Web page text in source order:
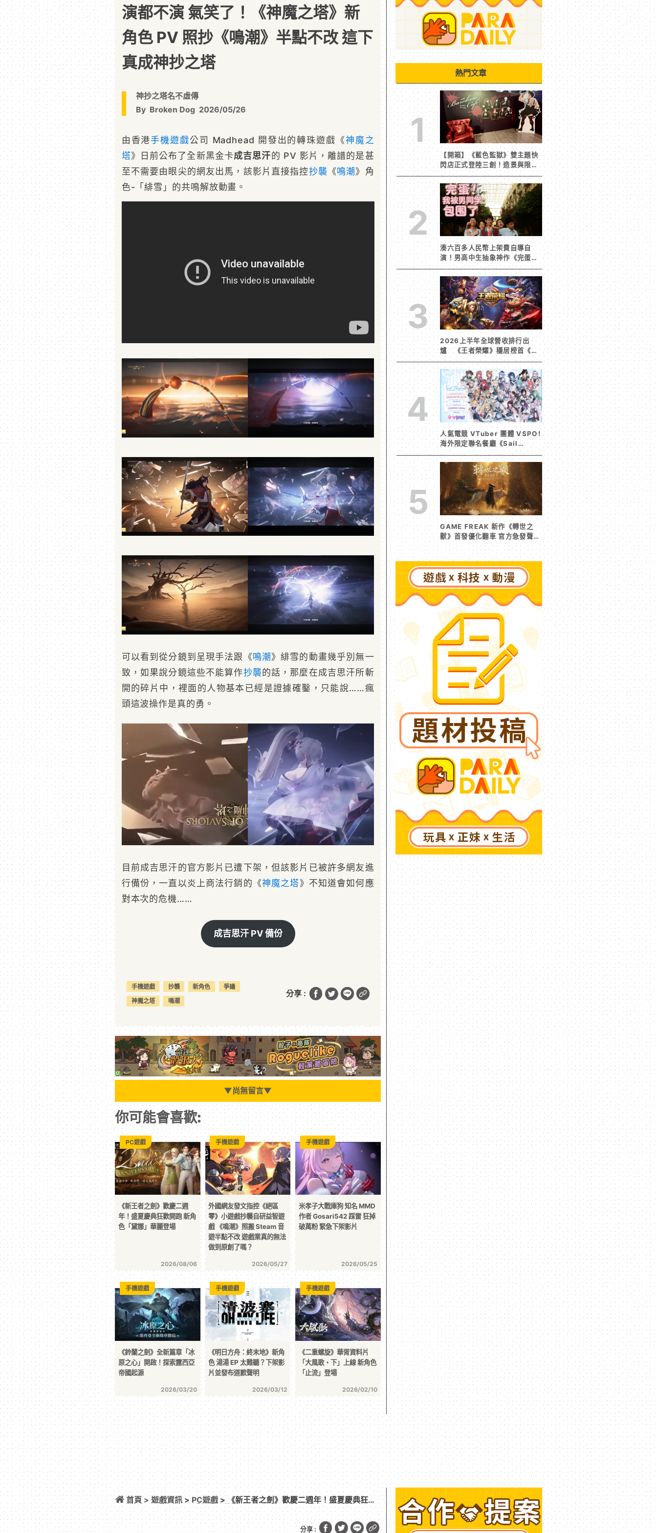
演都不演 氣笑了！《神魔之塔》新
角色 PV 照抄《鳴潮》半點不改 這下
真成神抄之塔
神抄之塔名不虛傳
By Broken Dog 2026/05/26
由香港手機遊戲公司 Madhead 開發出的轉珠遊戲《神魔之
塔》日前公布了全新黑金卡成吉思汗的 PV 影片，離譜的是甚
至不需要由眼尖的網友出馬，該影片直接指控抄襲 《鳴潮》角
色-「緋雪」的共鳴解放動畫。
可以看到從分鏡到呈現手法跟《鳴潮》緋雪的動畫幾乎別無一
致，如果說分鏡這些不能算作抄襲的話，那麼在成吉思汗所斬
開的碎片中，裡面的人物基本已經是證據確鑿，只能說……瘋
頭這波操作是真的勇。
目前成吉思汗的官方影片已遭下架，但該影片已被許多網友進
行備份，一直以炎上商法行銷的《神魔之塔》不知道會如何應
對本次的危機……
成吉思汗 PV 備份
手機遊戲 抄襲 新角色
爭議
神魔之塔
鳴潮
分享 :
▼尚無留言▼
你可能會喜歡:
《新王者之劍》歡慶二週
年！盛夏慶典狂歡開跑 新角
色「黛娜」華麗登場
2026/08/06
PC遊戲
外國網友發文指控《絕區
零》小遊戲抄襲自研益智遊
戲 《鳴潮》照搬 Steam 音
遊半點不改 遊戲業真的無法
做到原創了嗎？
2026/05/27
手機遊戲
米孝子大戰庫狗 知名 MMD
作者 Gosari542 踩雷 狂掉
破萬粉 緊急下架影片
2026/05/25
手機遊戲
《鈴蘭之劍》全新篇章「冰
原之心」開啟！探索露西亞
帝國起源
2026/03/20
手機遊戲
《明日方舟：終末地》新角
色 湯湯 EP 太難聽？下架影
片並發布道歉聲明
2026/03/12
手機遊戲
《二重螺旋》華胥資料片
「大風歌・下」上線 新角色
「止流」登場
2026/02/10
手機遊戲
熱門文章
1
【開箱】《藍色監獄》雙主題快
閃店正式登陸三創！造景與限定
周邊搶先看
2
湊六百多人民幣上架費自導自
演！男高中生抽象神作《完蛋！
我被男同學包圍了》突然爆紅
3
2026上半年全球營收排行出
爐 《王者榮耀》穩居榜首《寒
霜啟示錄》緊追在後！
4
人氣電競 VTuber 團體 VSPO!
海外限定聯名餐廳《Sail
Beyond！～駛向更遠的彼方
～》今夏登場！
5
GAME FREAK 新作《轉世之
獸》首發優化翻車 官方急發聲明
承諾提供大量更新彌補
首頁 >遊戲資訊 > PC遊戲 > 《新王者之劍》歡慶二週年！盛夏慶典狂歡
開跑 新角色「黛娜」華麗登場
分享 :